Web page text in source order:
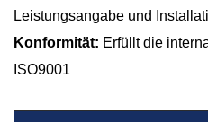
Leistungsangabe und
Konformität: Erfüllt die
ISO9001